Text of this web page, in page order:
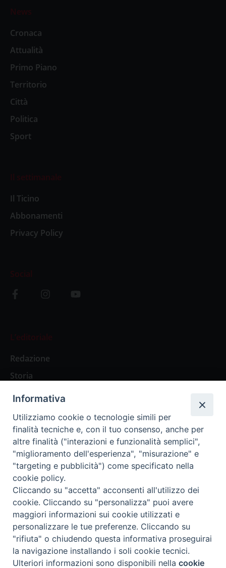
News
Cronaca
Attualità
Primo Piano
Territorio
Città
Politica
Sport
Il settimanale
Il Ticino
Abbonamenti
Privacy Policy
Social
L’editoriale
Redazione
Storia
Abbonamenti
Abbonamento Annuale Digitale
Abbonamento Annuale Cartaceo
Abbonamento Singola Copia Digitale
Redazione: Pavia, Piazza Duomo 11 - tel. 0382.24736 -
amministrazione@ilticino.it - repossi@ilticino.it - P.
IVA: 00213430184
Preferenze Cookie
Informativa
Utilizziamo cookie o tecnologie simili per
finalità tecniche e, con il tuo consenso, anche per
altre finalità ("interazioni e funzionalità semplici",
"miglioramento dell'esperienza", "misurazione" e
"targeting e pubblicità") come specificato nella
cookie policy.
Cliccando su "accetta" acconsenti all'utilizzo dei
cookie. Cliccando su "personalizza" puoi avere
maggiori informazioni sui cookie utilizzati e
personalizzare le tue preferenze. Cliccando su
"rifiuta" o chiudendo questa informativa proseguirai
la navigazione installando i soli cookie tecnici.
Ulteriori informazioni sono disponibili nellacookie